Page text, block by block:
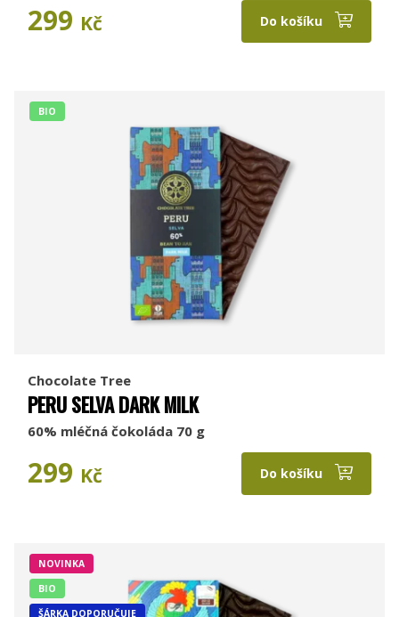
299 Kč Do košíku
BIO
Chocolate Tree
PERU SELVA DARK MILK
60% mléčná čokoláda 70 g
299 Kč Do košíku
NOVINKA
BIO
ŠÁRKA DOPORUČUJE